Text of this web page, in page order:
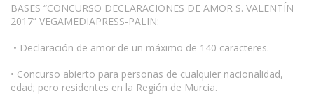
BASES “CONCURSO DECLARACIONES DE AMOR S. VALENTÍN
2017” VEGAMEDIAPRESS-PALIN:
• Declaración de amor de un máximo de 140 caracteres.
• Concurso abierto para personas de cualquier nacionalidad,
edad; pero residentes en la Región de Murcia.